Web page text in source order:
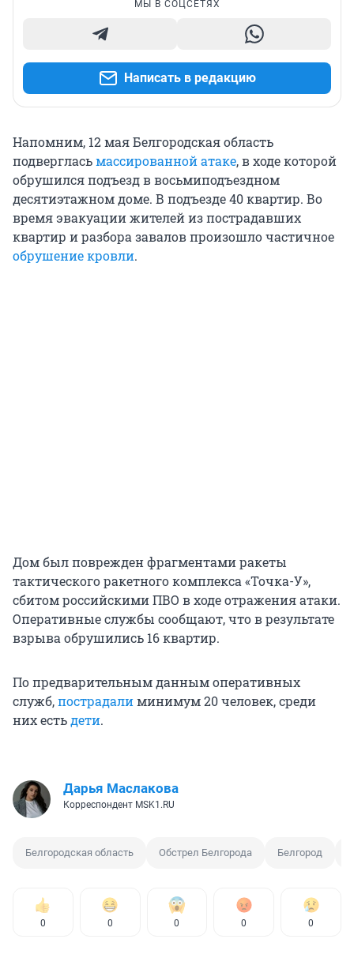
МЫ В СОЦСЕТЯХ
Написать в редакцию
Напомним, 12 мая Белгородская область
подвергласьмассированной атаке, в ходе которой
обрушился подъезд в восьмиподъездном
десятиэтажном доме. В подъезде 40 квартир. Во
время эвакуации жителей из пострадавших
квартир и разбора завалов произошло частичное
обрушение кровли.
Дом был поврежден фрагментами ракеты
тактического ракетного комплекса «Точка-У»,
сбитом российскими ПВО в ходе отражения атаки.
Оперативные службы сообщают, что в результате
взрыва обрушились 16 квартир.
По предварительным данным оперативных
служб,пострадалиминимум 20 человек, среди
них естьдети.
Дарья Маслакова
Корреспондент MSK1.RU
Белгородская область Обстрел Белгорода Белгород
0 0 0 0 0